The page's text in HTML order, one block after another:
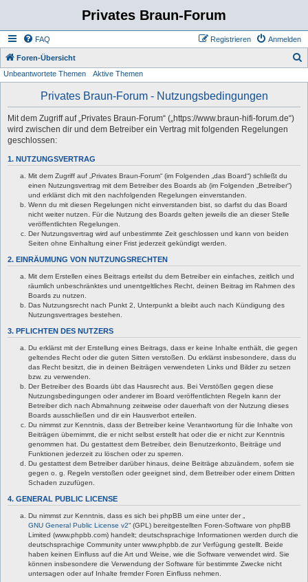
Privates Braun-Forum
FAQ Anmelden
Registrieren
Foren-Übersicht
Unbeantwortete Themen Aktive Themen
Privates Braun-Forum - Nutzungsbedingungen
Mit dem Zugriff auf „Privates Braun-Forum“ („https://www.braun-hifi-forum.de“)
wird zwischen dir und dem Betreiber ein Vertrag mit folgenden Regelungen
geschlossen:
1. NUTZUNGSVERTRAG
Mit dem Zugriff auf „Privates Braun-Forum“ (im Folgenden „das Board“) schließt du
einen Nutzungsvertrag mit dem Betreiber des Boards ab (im Folgenden „Betreiber“)
und erklärst dich mit den nachfolgenden Regelungen einverstanden.
Wenn du mit diesen Regelungen nicht einverstanden bist, so darfst du das Board
nicht weiter nutzen. Für die Nutzung des Boards gelten jeweils die an dieser Stelle
veröffentlichten Regelungen.
Der Nutzungsvertrag wird auf unbestimmte Zeit geschlossen und kann von beiden
Seiten ohne Einhaltung einer Frist jederzeit gekündigt werden.
2. EINRÄUMUNG VON NUTZUNGSRECHTEN
Mit dem Erstellen eines Beitrags erteilst du dem Betreiber ein einfaches, zeitlich und
räumlich unbeschränktes und unentgeltliches Recht, deinen Beitrag im Rahmen des
Boards zu nutzen.
Das Nutzungsrecht nach Punkt 2, Unterpunkt a bleibt auch nach Kündigung des
Nutzungsvertrages bestehen.
3. PFLICHTEN DES NUTZERS
Du erklärst mit der Erstellung eines Beitrags, dass er keine Inhalte enthält, die gegen
geltendes Recht oder die guten Sitten verstoßen. Du erklärst insbesondere, dass du
das Recht besitzt, die in deinen Beiträgen verwendeten Links und Bilder zu setzen
bzw. zu verwenden.
Der Betreiber des Boards übt das Hausrecht aus. Bei Verstößen gegen diese
Nutzungsbedingungen oder anderer im Board veröffentlichten Regeln kann der
Betreiber dich nach Abmahnung zeitweise oder dauerhaft von der Nutzung dieses
Boards ausschließen und dir ein Hausverbot erteilen.
Du nimmst zur Kenntnis, dass der Betreiber keine Verantwortung für die Inhalte von
Beiträgen übernimmt, die er nicht selbst erstellt hat oder die er nicht zur Kenntnis
genommen hat. Du gestattest dem Betreiber, dein Benutzerkonto, Beiträge und
Funktionen jederzeit zu löschen oder zu sperren.
Du gestattest dem Betreiber darüber hinaus, deine Beiträge abzuändern, sofern sie
gegen o. g. Regeln verstoßen oder geeignet sind, dem Betreiber oder einem Dritten
Schaden zuzufügen.
4. GENERAL PUBLIC LICENSE
Du nimmst zur Kenntnis, dass es sich bei phpBB um eine unter der „
GNU General Public License v2“ (GPL) bereitgestellten Foren-Software von phpBB
Limited (www.phpbb.com) handelt; deutschsprachige Informationen werden durch die
deutschsprachige Community unter www.phpbb.de zur Verfügung gestellt. Beide
haben keinen Einfluss auf die Art und Weise, wie die Software verwendet wird. Sie
können insbesondere die Verwendung der Software für bestimmte Zwecke nicht
untersagen oder auf Inhalte fremder Foren Einfluss nehmen.